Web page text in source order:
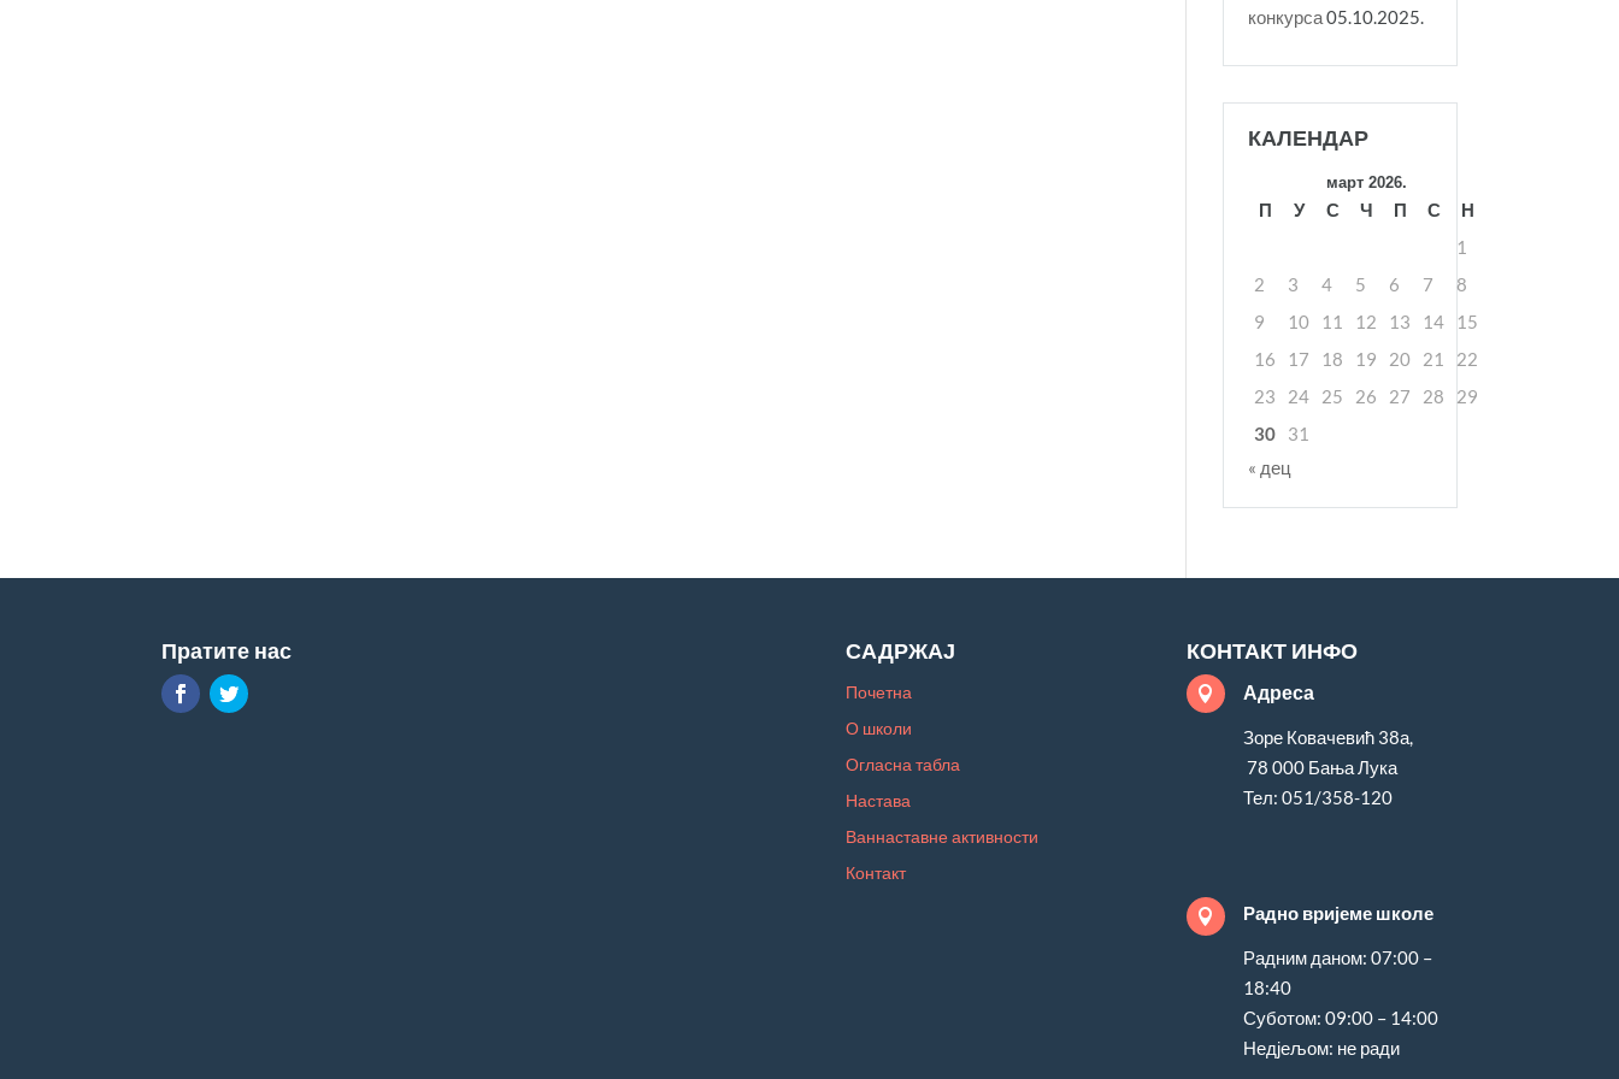
конкурса05.10.2025.
КАЛЕНДАР
март 2026.
П У С Ч П С
Н
1
2
3 4 5 6 7
8
9
10 11 12 13 14
15
16
17 18 19 20 21
22
23
24 25 26 27 28
29
30
31
« дец
Пратите нас САДРЖАЈ
Почетна
О школи
Огласна табла
Настава
Ваннаставне активности
Контакт
КОНТАКТ ИНФО
 Адреса
Зоре Ковачевић 38а,
78 000 Бања Лука
Тел: 051/358-120
 Радно вријеме школе
Радним даном: 07:00 –
18:40
Суботом: 09:00 – 14:00
Недјељом: не ради